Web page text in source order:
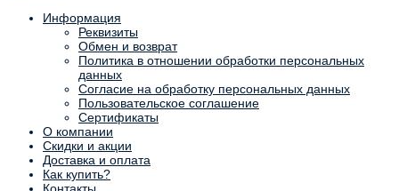
Информация
Реквизиты
Обмен и возврат
Политика в отношении обработки персональных
данных
Согласие на обработку персональных данных
Пользовательское соглашение
Сертификаты
О компании
Скидки и акции
Доставка и оплата
Как купить?